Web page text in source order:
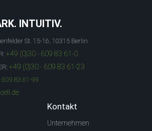
INTUITIV.
St. 15-16, 10315 Berlin
+49 (0)30 - 609 83 61-0
+49 (0)30 - 609 83 61-23
609 83 61-99
Kontakt
Unternehmen